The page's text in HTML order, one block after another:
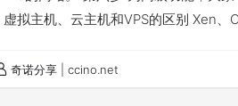
拟主机、云主机和VPS的区别 Xen、
工VPS购买图文指导教程 免费试用
，一…
奇诺分享 | ccino.net